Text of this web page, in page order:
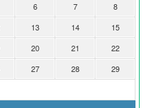
6 7
8
13 14
15
20 21
22
27 28
29